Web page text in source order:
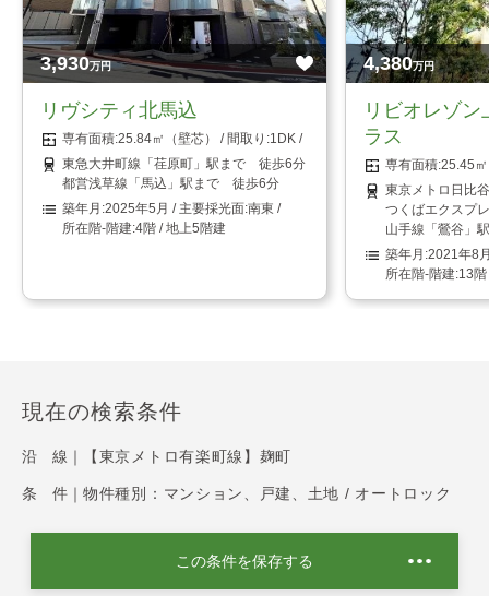
3,930万円
リヴシティ北馬込
25.84㎡（壁芯）
1DK
東急大井町線「荏原町」駅まで 徒歩6分
都営浅草線「馬込」駅まで 徒歩6分
2025年5月
南東
4階 / 地上5階建
4,380万円
リビオレゾ
ラス
25.45
東京メトロ日比
つくばエクスプ
山手線「鶯谷」
2021年8
13
現在の検索条件
沿 線｜ 【東京メトロ有楽町線】麹町
条 件｜ 物件種別：マンション、戸建、土地 / オートロック
この条件を保存する